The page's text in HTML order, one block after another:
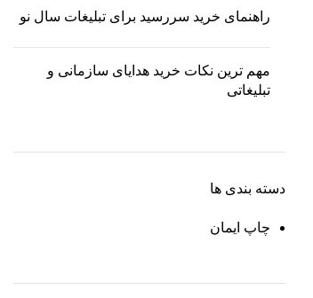
راهنمای خرید سررسید برای تبلیغات سال نو
مهم ترین نکات خرید هدایای سازمانی و
تبلیغاتی
دسته بندی ها
چاپ ایمان